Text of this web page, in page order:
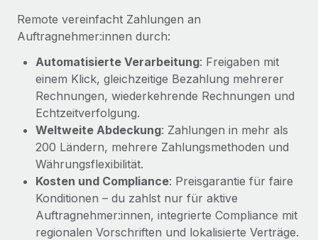
Remote vereinfacht Zahlungen an
Auftragnehmer:innen durch:
Automatisierte Verarbeitung: Freigaben mit
einem Klick, gleichzeitige Bezahlung mehrerer
Rechnungen, wiederkehrende Rechnungen und
Echtzeitverfolgung.
Weltweite Abdeckung: Zahlungen in mehr als
200 Ländern, mehrere Zahlungsmethoden und
Währungsflexibilität.
Kosten und Compliance: Preisgarantie für faire
Konditionen – du zahlst nur für aktive
Auftragnehmer:innen, integrierte Compliance mit
regionalen Vorschriften und lokalisierte Verträge.